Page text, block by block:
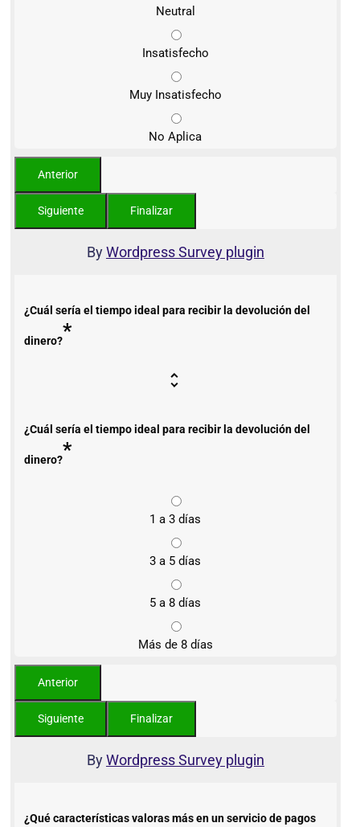
Neutral
Insatisfecho
Muy Insatisfecho
No Aplica
ByWordpress Survey plugin
¿Cuál sería el tiempo ideal para recibir la devolución del
dinero?*
¿Cuál sería el tiempo ideal para recibir la devolución del
dinero?*
1 a 3 días
3 a 5 días
5 a 8 días
Más de 8 días
ByWordpress Survey plugin
¿Qué características valoras más en un servicio de pagos